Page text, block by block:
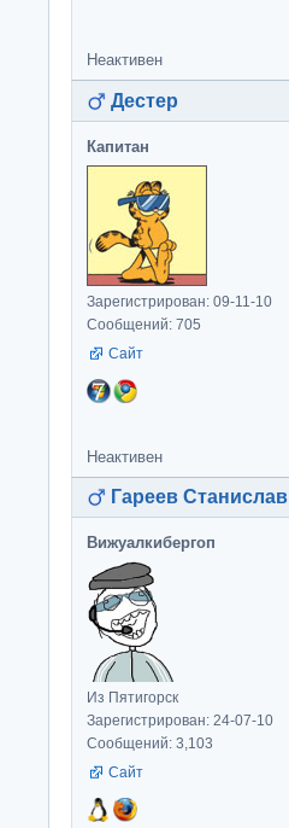
Неактивен
Дестер
Капитан
Зарегистрирован: 09-11-10
Сообщений: 705
Сайт
Неактивен
Гареев Станислав
Вижуалкибергоп
Из Пятигорск
Зарегистрирован: 24-07-10
Сообщений: 3,103
Сайт